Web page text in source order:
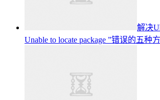
解决
Unable to locate package ”错误的五种